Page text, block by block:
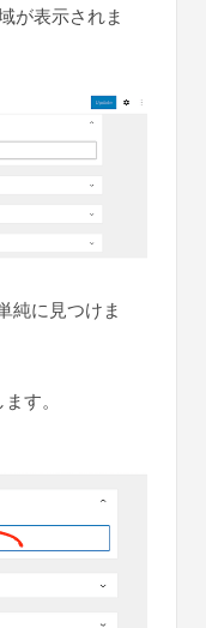
が表示されま
純に見つけま
す。